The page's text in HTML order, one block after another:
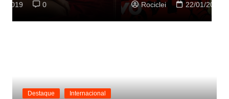
Rociclei 0
Destaque Internacional